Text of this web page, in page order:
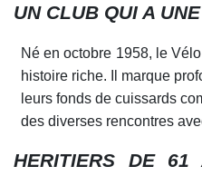
UN CLUB QUI A
Né en octobre 1958, le
histoire riche. Il marque
leurs fonds de cuissards
des diverses rencontres
HERITIERS DE61